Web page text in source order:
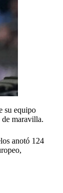
su equipo
de maravilla.
anotó 124